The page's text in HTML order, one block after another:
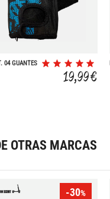
04 GUANTES
19,99 €
OTRAS MARCAS
-30%